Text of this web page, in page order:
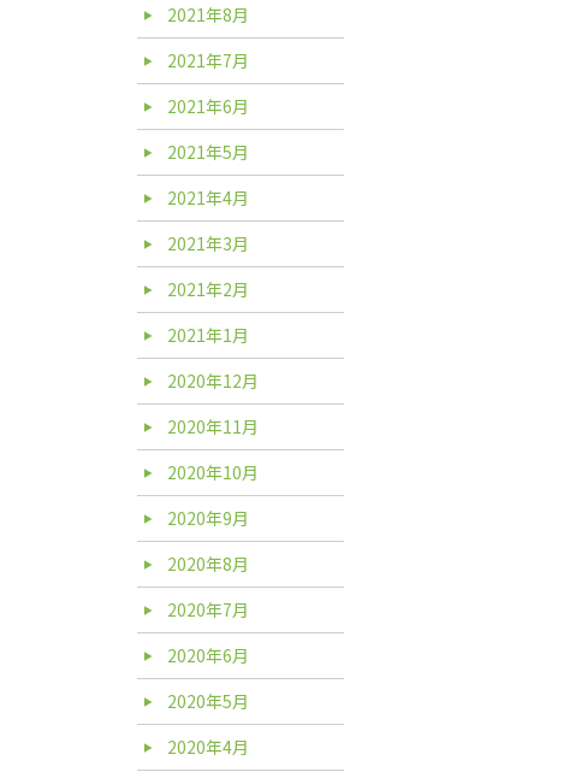
2021年8月
2021年7月
2021年6月
2021年5月
2021年4月
2021年3月
2021年2月
2021年1月
2020年12月
2020年11月
2020年10月
2020年9月
2020年8月
2020年7月
2020年6月
2020年5月
2020年4月